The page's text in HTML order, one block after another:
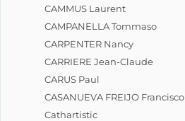
CAMMUS Laurent
CAMPANELLA Tommaso
CARPENTER Nancy
CARRIERE Jean-Claude
CARUS Paul
CASANUEVA FREIJO Francisco
Cathartistic